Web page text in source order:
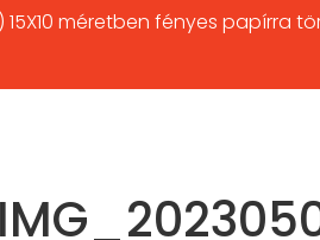
15X10 méretben fényes papírra